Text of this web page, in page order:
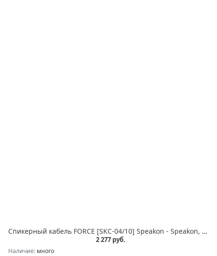
Спикерный кабель FORCE [SKC-04/10] Speakon - Speakon, сечение 2x2 мм, толщина 7,5 мм, 10 м, цвет чёрный
2 277 руб.
Наличие: много